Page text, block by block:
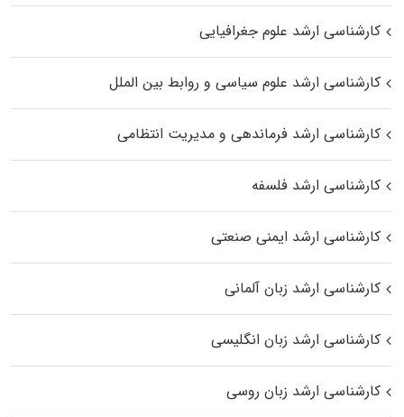
کارشناسی ارشد علوم جغرافیایی
کارشناسی ارشد علوم سیاسی و روابط بین الملل
کارشناسی ارشد فرماندهی و مدیریت انتظامی
کارشناسی ارشد فلسفه
کارشناسی ارشد ایمنی صنعتی
کارشناسی ارشد زبان آلمانی
کارشناسی ارشد زبان انگلیسی
کارشناسی ارشد زبان روسی